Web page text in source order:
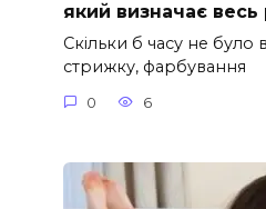
який визначає весь
Скільки б часу не було
стрижку, фарбування
0 6